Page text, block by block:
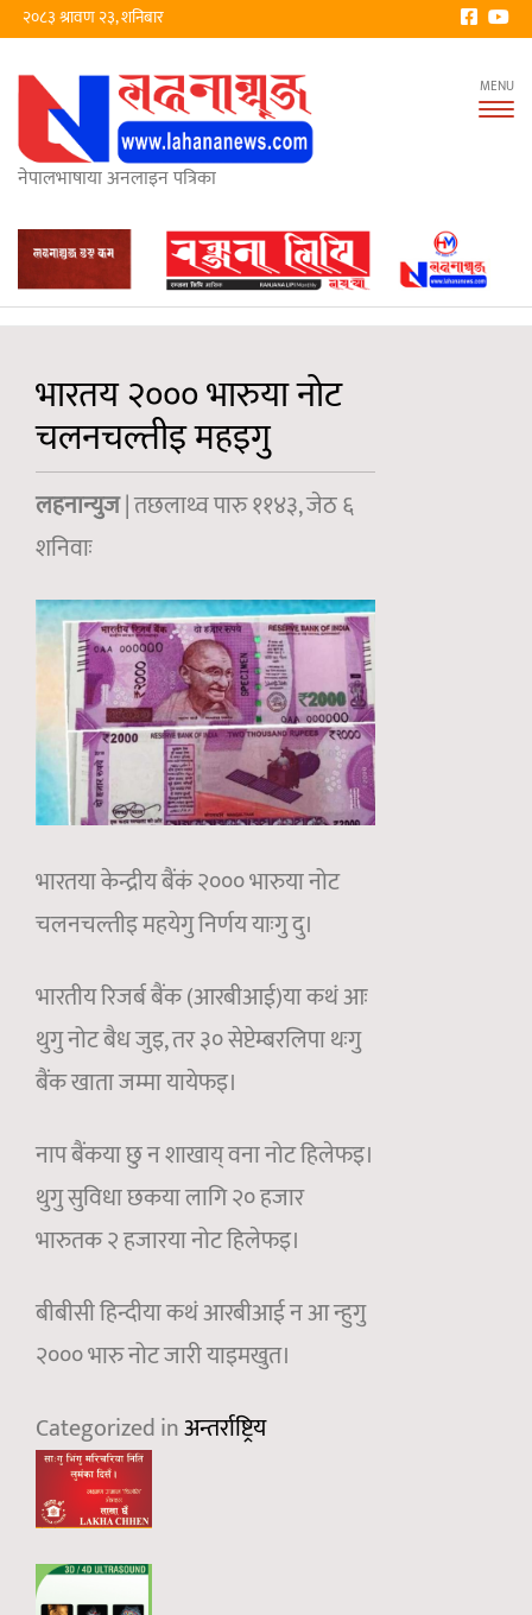
२०८३ श्रावण २३, शनिबार
नेपालभाषाया अनलाइन पत्रिका
भारतय २००० भारुया नोट
चलनचल्तीइ महइगु
लहनान्युज| तछलाथ्व पारु ११४३, जेठ ६
शनिवाः
भारतया केन्द्रीय बैंकं २००० भारुया नोट
चलनचल्तीइ महयेगु निर्णय याःगु दु।
भारतीय रिजर्ब बैंक (आरबीआई)या कथं आः
थुगु नोट बैध जुइ, तर ३० सेप्टेम्बरलिपा थःगु
बैंक खाता जम्मा यायेफइ।
नाप बैंकया छु न शाखाय् वना नोट हिलेफइ।
थुगु सुविधा छकया लागि २० हजार
भारुतक २ हजारया नोट हिलेफइ।
बीबीसी हिन्दीया कथं आरबीआई न आ न्हुगु
२००० भारु नोट जारी याइमखुत।
Categorized inअन्तर्राष्ट्रिय